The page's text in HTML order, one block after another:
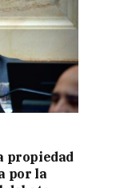
propiedad
por la